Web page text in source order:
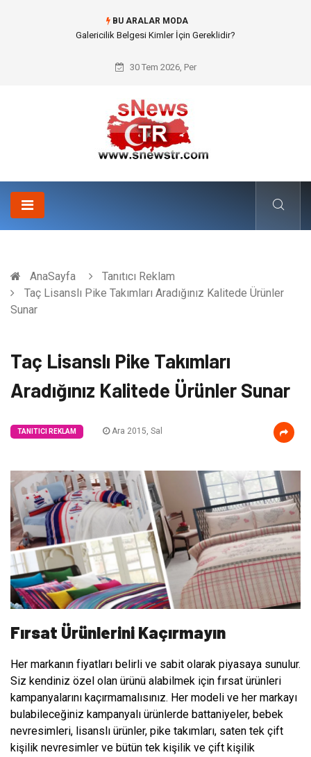
BU ARALAR MODA
Galericilik Belgesi Kimler İçin Gereklidir?
30 Tem 2026, Per
AnaSayfa
Tanıtıcı Reklam
Taç Lisanslı Pike Takımları Aradığınız Kalitede Ürünler
Sunar
Taç Lisanslı Pike Takımları
Aradığınız Kalitede Ürünler Sunar
TANITICI REKLAM Ara 2015, Sal
Fırsat Ürünlerini Kaçırmayın
Her markanın fiyatları belirli ve sabit olarak piyasaya sunulur.
Siz kendiniz özel olan ürünü alabilmek için fırsat ürünleri
kampanyalarını kaçırmamalısınız. Her modeli ve her markayı
bulabileceğiniz kampanyalı ürünlerde battaniyeler, bebek
nevresimleri, lisanslı ürünler, pike takımları, saten tek çift
kişilik nevresimler ve bütün tek kişilik ve çift kişilik